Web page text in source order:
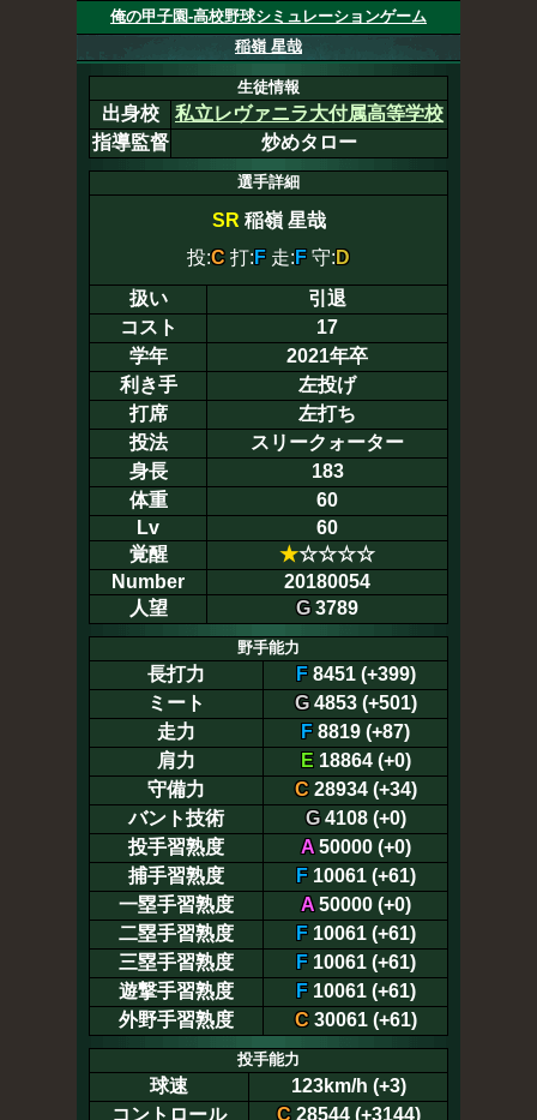
俺の甲子園-高校野球シミュレーションゲーム
稲嶺 星哉
生徒情報
出身校
私立レヴァニラ大付属高等学校
指導監督
炒めタロー
選手詳細
SR 稲嶺 星哉
投:C 打: F 走: F 守: D
扱い
引退
コスト
17
学年
2021年卒
利き手
左投げ
打席
左打ち
投法
スリークォーター
身長
183
体重
60
Lv
60
覚醒
★☆☆☆☆
Number
20180054
人望
G3789
野手能力
長打力 F8451 (+399)
ミート
G4853 (+501)
走力
F 8819 (+87)
肩力
E18864 (+0)
守備力
C28934 (+34)
バント技術
G4108 (+0)
投手習熟度
A50000 (+0)
捕手習熟度
F10061 (+61)
一塁手習熟度
A50000 (+0)
二塁手習熟度
F10061 (+61)
三塁手習熟度
F10061 (+61)
遊撃手習熟度
F10061 (+61)
外野手習熟度
C30061 (+61)
投手能力
球速
123km/h (+3)
コントロール
C28544 (+3144)